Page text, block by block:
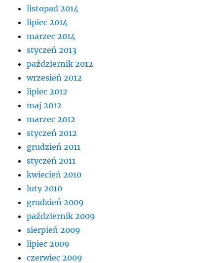
listopad 2014
lipiec 2014
marzec 2014
styczeń 2013
październik 2012
wrzesień 2012
lipiec 2012
maj 2012
marzec 2012
styczeń 2012
grudzień 2011
styczeń 2011
kwiecień 2010
luty 2010
grudzień 2009
październik 2009
sierpień 2009
lipiec 2009
czerwiec 2009